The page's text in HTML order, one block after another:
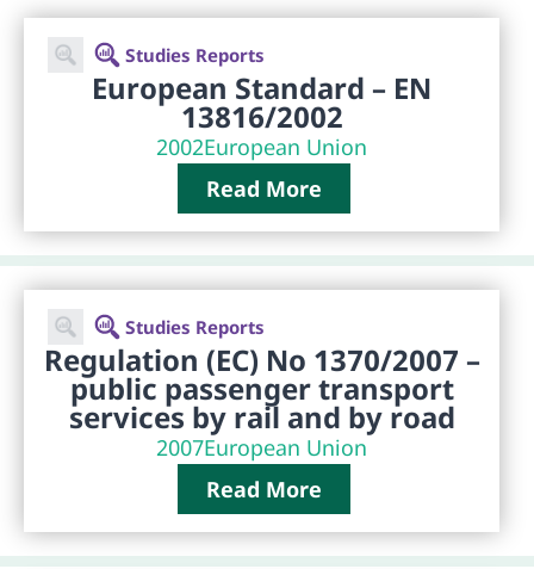
Studies Reports
European Standard – EN
13816/2002
2002European Union
Read More
Studies Reports
Regulation (EC) No 1370/2007 –
public passenger transport
services by rail and by road
2007European Union
Read More